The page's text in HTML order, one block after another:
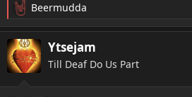
R
e
a
k
t
Beermudda
Ytsejam
Till Deaf Do Us Part